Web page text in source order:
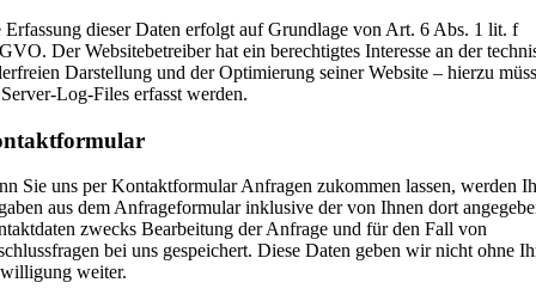
Erfassung dieser Daten erfolgt auf Grundlage von Art. 6 Abs. 1 lit. f
Der Websitebetreiber hat ein berechtigtes Interesse an der
Darstellung und der Optimierung seiner Website – hierzu
Log-Files erfasst werden.
Sie uns per Kontaktformular Anfragen zukommen lassen, werden
aus dem Anfrageformular inklusive der von Ihnen dort
zwecks Bearbeitung der Anfrage und für den Fall von
bei uns gespeichert. Diese Daten geben wir nicht ohne
weiter.